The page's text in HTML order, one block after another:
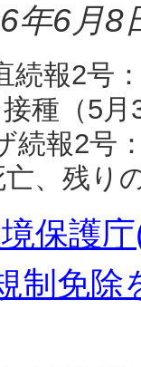
年6月8
報2号
種（5
続報2号
、残り
保護
制免除